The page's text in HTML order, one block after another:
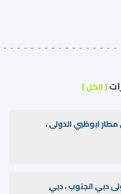
[ الكل ]
ابوظبي الدولى ،
دبي الجنوب ، دبي